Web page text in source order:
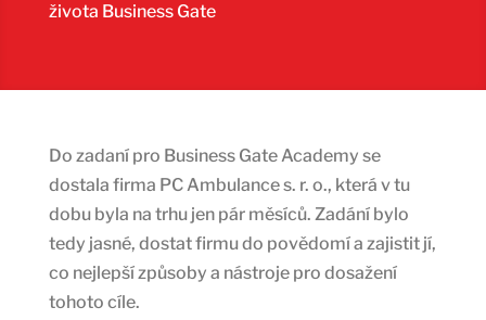
života Business Gate
Do zadaní pro Business Gate Academy se
dostala firma PC Ambulance s. r. o., která v tu
dobu byla na trhu jen pár měsíců. Zadání bylo
tedy jasné, dostat firmu do povědomí a zajistit jí,
co nejlepší způsoby a nástroje pro dosažení
tohoto cíle.